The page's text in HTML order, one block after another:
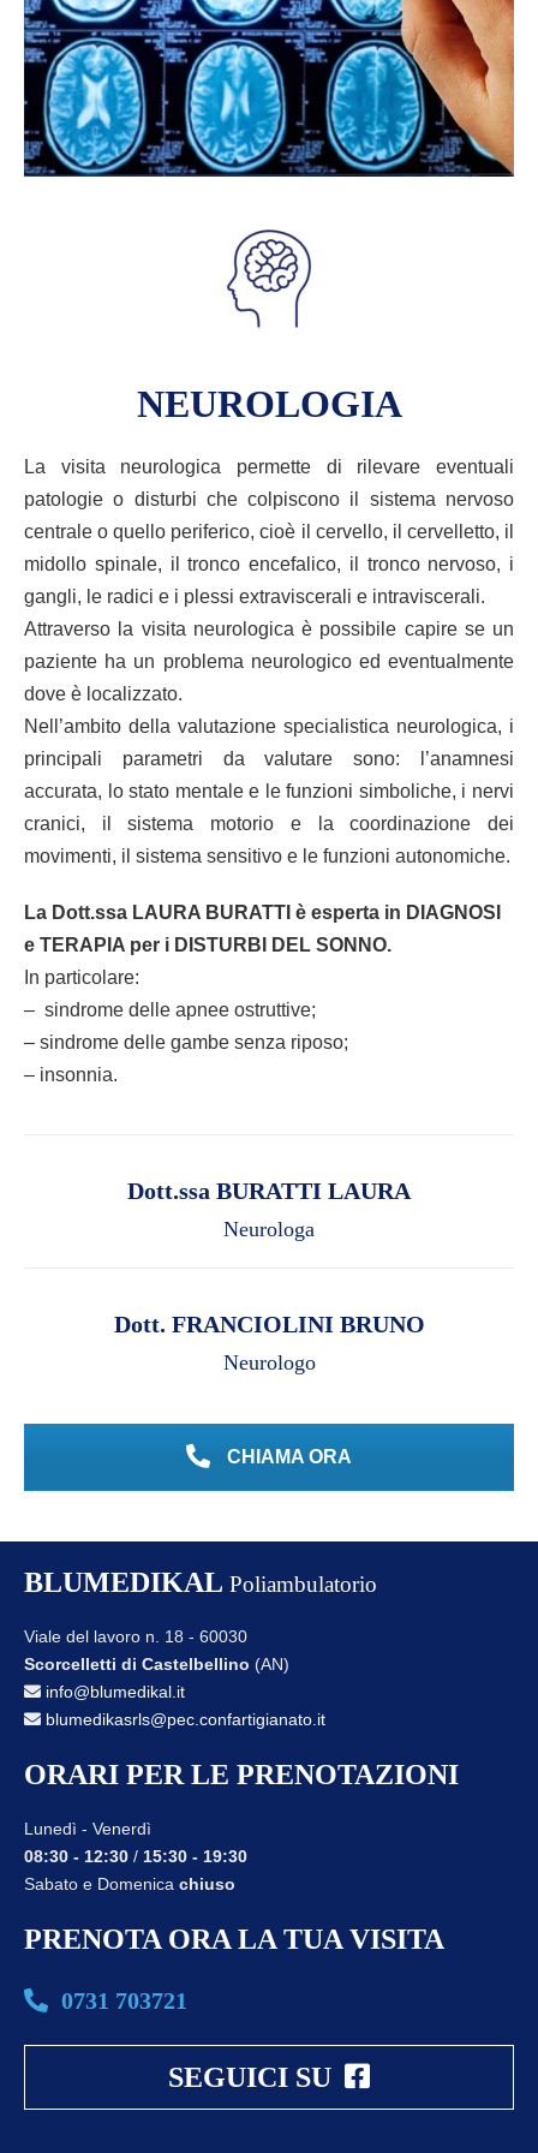
NEUROLOGIA
La visita neurologica permette di rilevare eventuali
patologie o disturbi che colpiscono il sistema nervoso
centrale o quello periferico, cioè il cervello, il cervelletto, il
midollo spinale, il tronco encefalico, il tronco nervoso, i
gangli, le radici e i plessi extraviscerali e intraviscerali.
Attraverso la visita neurologica è possibile capire se un
paziente ha un problema neurologico ed eventualmente
dove è localizzato.
Nell’ambito della valutazione specialistica neurologica, i
principali parametri da valutare sono: l’anamnesi
accurata, lo stato mentale e le funzioni simboliche, i nervi
cranici, il sistema motorio e la coordinazione dei
movimenti, il sistema sensitivo e le funzioni autonomiche.
La Dott.ssa LAURA BURATTI è esperta in DIAGNOSI
e TERAPIA per i DISTURBI DEL SONNO.
In particolare:
– sindrome delle apnee ostruttive;
– sindrome delle gambe senza riposo;
– insonnia.
Dott.ssa BURATTI LAURA
Neurologa
Dott. FRANCIOLINI BRUNO
Neurologo
CHIAMA ORA
BLUMEDIKAL Poliambulatorio
Viale del lavoro n. 18 - 60030
Scorcelletti di Castelbellino (AN)
info@blumedikal.it
blumedikasrls@pec.confartigianato.it
ORARI PER LE PRENOTAZIONI
Lunedì - Venerdì
08:30 - 12:30 / 15:30 - 19:30
Sabato e Domenica chiuso
PRENOTA ORA LA TUA VISITA
0731 703721
SEGUICI SU